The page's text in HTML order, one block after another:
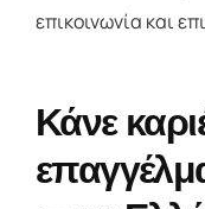
επικοινωνία και
Κάνε